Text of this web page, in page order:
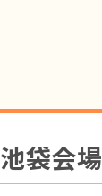
池袋会場